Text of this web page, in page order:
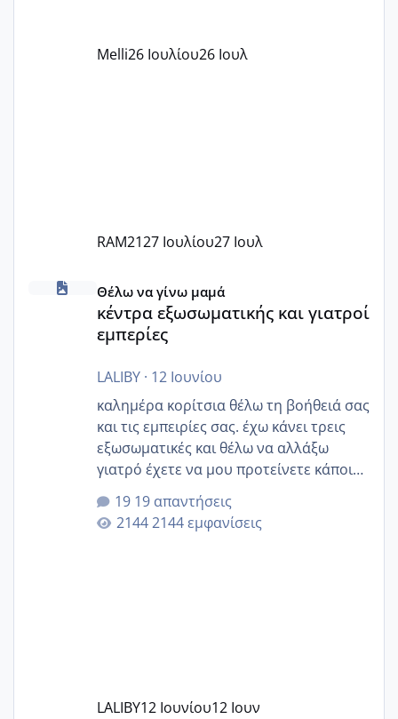
Εγώ πήγα σε έναν ιδιωτικό παιδικό στ
Melli26 Ιουλίου26 Ιουλ
RAM2127 Ιουλίου27 Ιουλ
κέντρα εξωσωματικής και γιατροί εμπερίες
Θέλω να γίνω μαμά
κέντρα εξωσωματικής και γιατροί
εμπερίες
LALIBY· 12 Ιουνίου
καλημέρα κορίτσια θέλω τη βοήθειά σας
και τις εμπειρίες σας. έχω κάνει τρεις
εξωσωματικές και θέλω να αλλάξω
γιατρό έχετε να μου προτείνετε κάποιον
που μείνατε ευχαριστημένες και είχατε
επιιτυχία? έκανα στο υγεία με τον
ζερβομανωλάκη (δεν το εψαξε καθόλου
19 απαντήσεις
2144 εμφανίσεις
LALIBY12 Ιουνίου12 Ιουν